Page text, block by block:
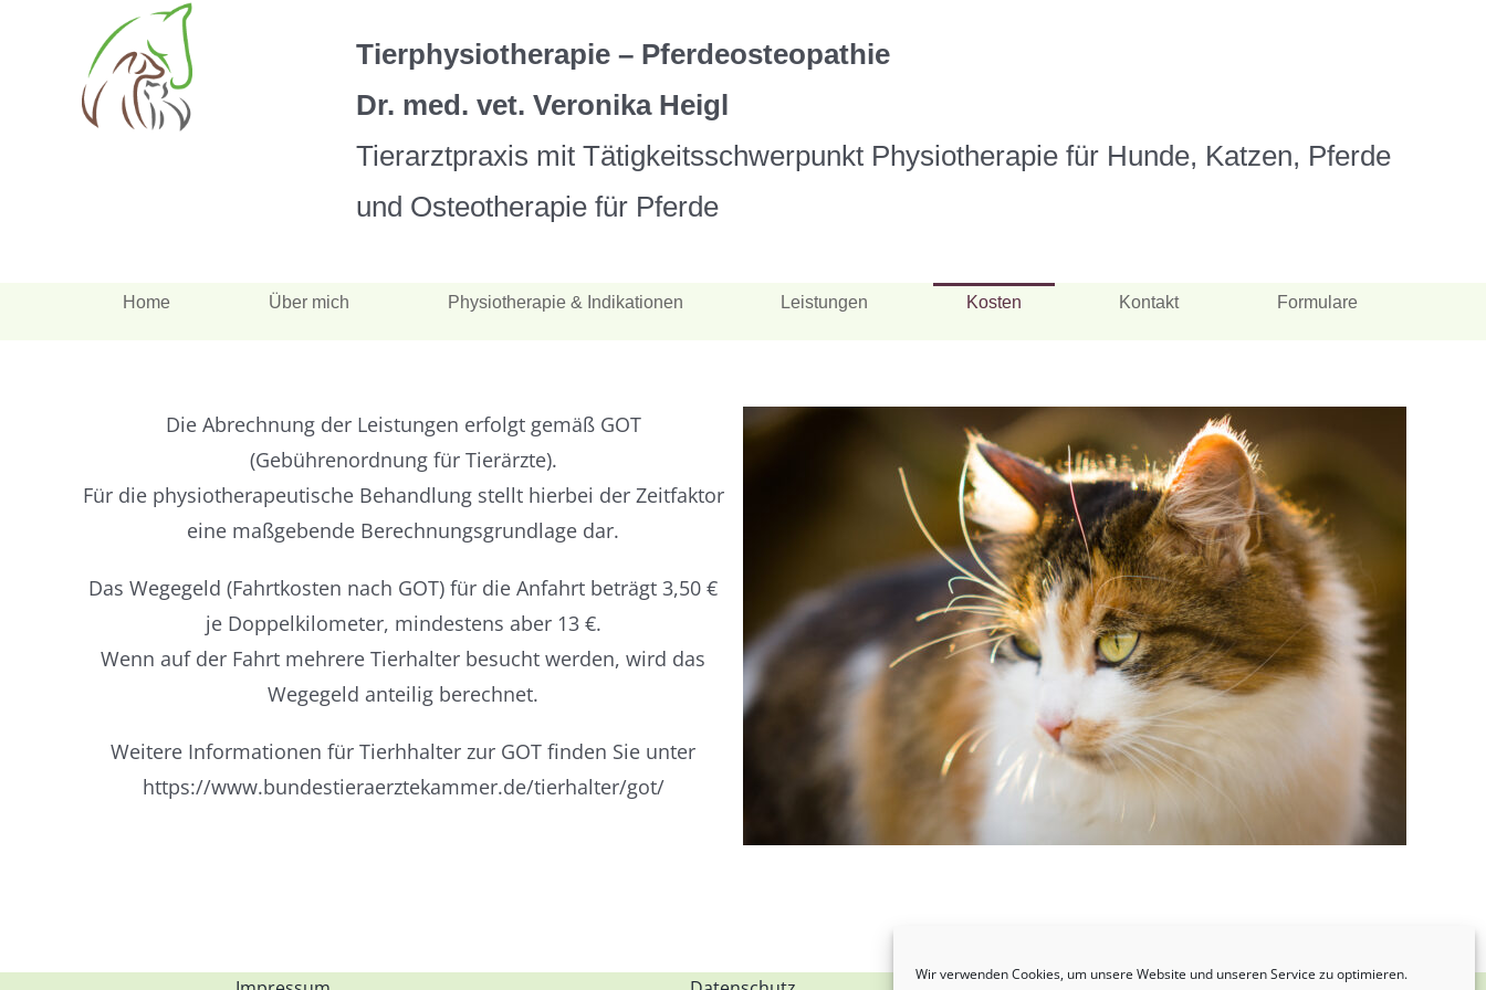
Wir verwenden Cookies, um unsere Website und unseren Service zu optimieren.
Tierphysiotherapie – Pferdeosteopathie
Dr. med. vet. Veronika Heigl
Tierarztpraxis mit Tätigkeitsschwerpunkt Physiotherapie für Hunde, Katzen, Pferde
und Osteotherapie für Pferde
Home Über mich Physiotherapie & Indikationen Leistungen Kosten Kontakt Formulare
Die Abrechnung der Leistungen erfolgt gemäß GOT
(Gebührenordnung für Tierärzte).
Für die physiotherapeutische Behandlung stellt hierbei der Zeitfaktor
eine maßgebende Berechnungsgrundlage dar.
Das Wegegeld (Fahrtkosten nach GOT) für die Anfahrt beträgt 3,50 €
je Doppelkilometer, mindestens aber 13 €.
Wenn auf der Fahrt mehrere Tierhalter besucht werden, wird das
Wegegeld anteilig berechnet.
Weitere Informationen für Tierhhalter zur GOT finden Sie unter
https://www.bundestieraerztekammer.de/tierhalter/got/